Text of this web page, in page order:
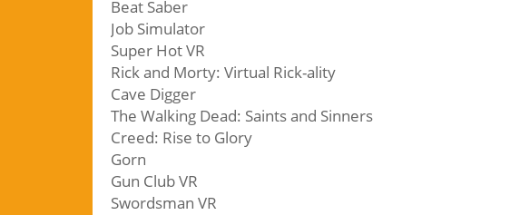
Beat Saber
Job Simulator
Super Hot VR
Rick and Morty: Virtual Rick-ality
Cave Digger
The Walking Dead: Saints and Sinners
Creed: Rise to Glory
Gorn
Gun Club VR
Swordsman VR